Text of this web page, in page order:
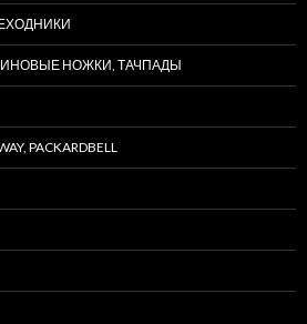
НОЖКИ, ТАЧПАДЫ
PACKARDBELL